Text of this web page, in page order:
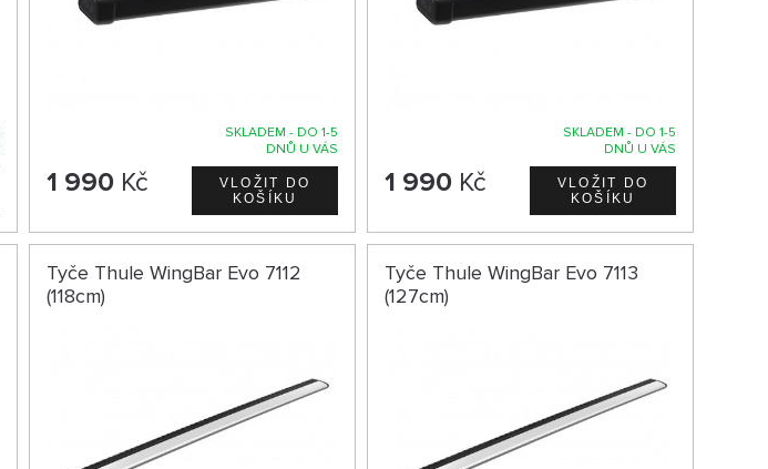
SKLADEM - DO 1-5
DNŮ U VÁS
1 990Kč
SKLADEM - DO 1-5
DNŮ U VÁS
1 990Kč
Tyče Thule WingBar Evo 7112
(118cm)
Tyče Thule WingBar Evo 7113
(127cm)